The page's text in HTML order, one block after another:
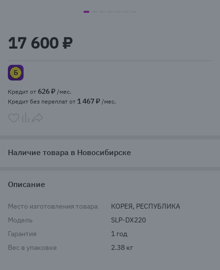
item
of
7
17 600 ₽
Кредит от 626 ₽ /мес.
Кредит без переплат от 1 467 ₽ /мес.
Наличие товара в Новосибирске
Описание
Место изготовления товара
КОРЕЯ, РЕСПУБЛИКА
Модель
SLP-DX220
Гарантия
1 год
Вес в упаковке
2.38 кг